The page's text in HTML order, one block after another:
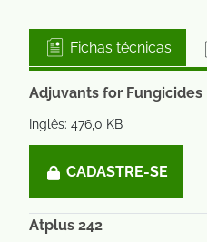
Fichas técnicas
Adjuvants for Fungicides
Inglês: 476,0 KB
CADASTRE-SE
Atplus 242